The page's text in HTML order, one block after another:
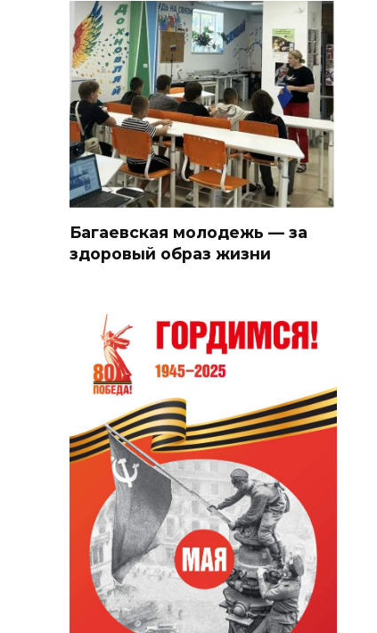
Багаевская молодежь — за
здоровый образ жизни